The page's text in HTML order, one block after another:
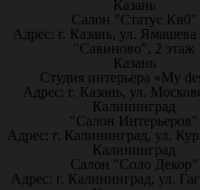
Казань
Салон "Статус Кв0"
Адрес: г. Казань, ул.
"Савиново", 2 этаж
Казань
Студия интерьера «My
Адрес: г. Казань, ул.
Калининград
"Салон Интерьеров"
Адрес: г. Калининград, ул.
Калининград
Салон "Соло Декор"
Адрес: г. Калининград, ул.